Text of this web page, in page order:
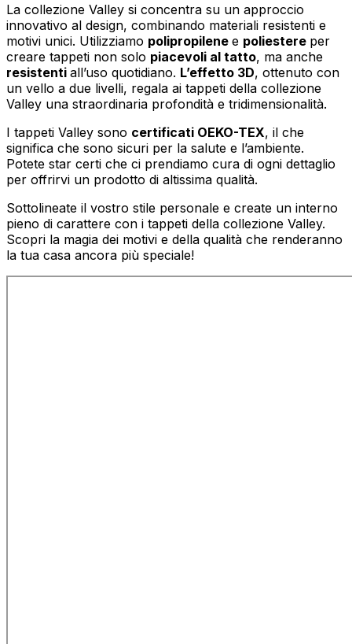
La collezione Valley si concentra su un approccio
innovativo al design, combinando materiali resistenti e
motivi unici. Utilizziamo polipropilene e poliestere per
creare tappeti non solo piacevoli al tatto, ma anche
resistenti all’uso quotidiano. L’effetto 3D, ottenuto con
un vello a due livelli, regala ai tappeti della collezione
Valley una straordinaria profondità e tridimensionalità.
I tappeti Valley sono certificati OEKO-TEX, il che
significa che sono sicuri per la salute e l’ambiente.
Potete star certi che ci prendiamo cura di ogni dettaglio
per offrirvi un prodotto di altissima qualità.
Sottolineate il vostro stile personale e create un interno
pieno di carattere con i tappeti della collezione Valley.
Scopri la magia dei motivi e della qualità che renderanno
la tua casa ancora più speciale!